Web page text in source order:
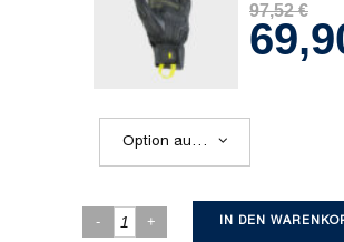
97,52€
Ursprünglicher
97,52 €
Option auswählen
IN DEN